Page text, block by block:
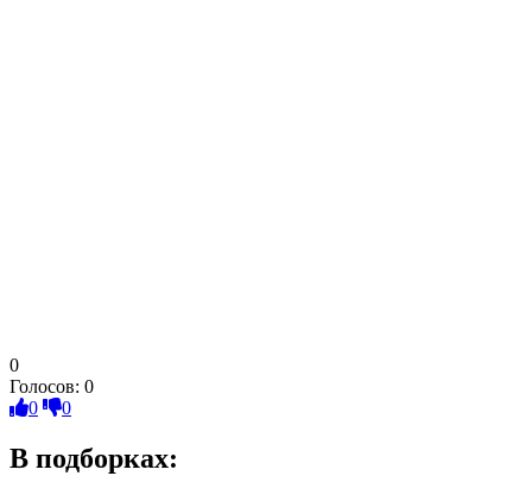
0
Голосов: 0
0
0
В подборках: